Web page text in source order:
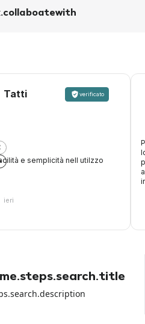
Tatti verificato
e semplicità nell utilzzo
ieri